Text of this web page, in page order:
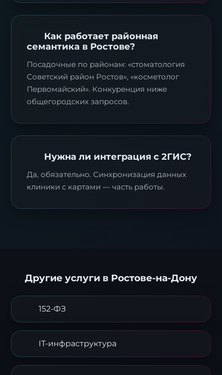
Как работает районная
семантика в Ростове?
Посадочные по районам: «стоматология
Советский район Ростов», «косметолог
Первомайский». Конкуренция ниже
общегородских запросов.
Нужна ли интеграция с 2ГИС?
Да, обязательно. Синхронизация данных
клиники с картами — часть работы.
Другие услуги в Ростове-на-Дону
152-ФЗ
IT-инфраструктура
Заявка на стратегию
цифровизации
Оставьте контакты, и наш эксперт свяжется с
вами для подготовки индивидуального плана
трансформации.